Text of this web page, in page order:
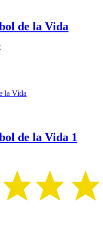
de la Vida
de la Vida 1